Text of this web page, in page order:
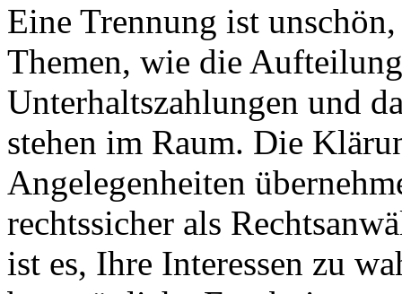
Eine Trennung ist
Themen, wie die
Unterhaltszahlungen und
stehen im Raum. Die
Angelegenheiten
rechtssicher als
ist es, Ihre Interessen zu